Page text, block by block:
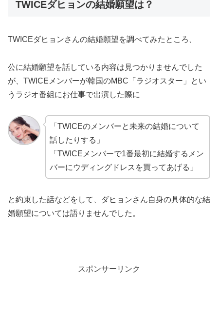
TWICEダヒョンの結婚願望は？
TWICEダヒョンさんの結婚願望を調べてみたところ、
公に結婚願望を話している内容は見つかりませんでした
が、TWICEメンバーが韓国のMBC「ラジオスター」とい
うラジオ番組にお仕事で出演した際に
「TWICEのメンバーと未来の結婚について
話したりする」
「TWICEメンバーで1番最初に結婚するメン
バーにウディングドレスを買ってあげる」
と約束した話などをして、ダヒョンさん自身の具体的な結
婚願望については語りませんでした。
スポンサーリンク